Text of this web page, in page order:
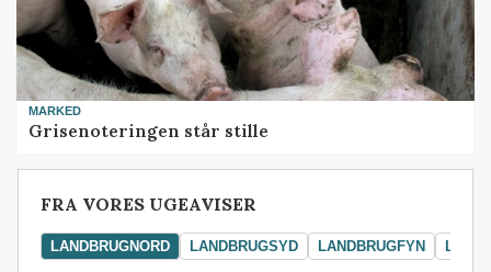
MARKED
Grisenoteringen står stille
FRA VORES UGEAVISER
LANDBRUGNORD LANDBRUGSYD LANDBRUGFYN